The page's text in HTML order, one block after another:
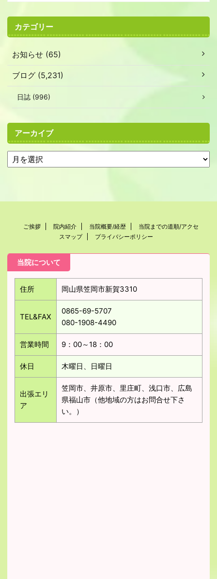
カテゴリー
お知らせ (65)
ブログ (5,231)
日誌 (996)
アーカイブ
ご挨拶 院内紹介 当院概要/経歴
当院までの道順/アクセ
スマップ
プライバシーポリシー
当院について
住所 岡山県笠岡市新賀3310
TEL&FAX
0865-69-5707
080-1908-4490
営業時間 9：00～18：00
休日 木曜日、日曜日
出張エリ
ア
笠岡市、井原市、里庄町、浅口市、広島
県福山市（他地域の方はお問合せ下さ
い。）